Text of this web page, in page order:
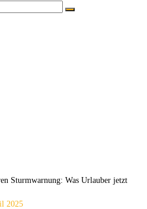
Sturmwarnung: Was Urlauber jetzt
2025